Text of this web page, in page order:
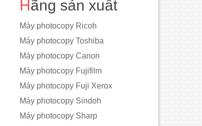
Hãng sản xuất
Máy photocopy Ricoh
Máy photocopy Toshiba
Máy photocopy Canon
Máy photocopy Fujifilm
Máy photocopy Fuji Xerox
Máy photocopy Sindoh
Máy photocopy Sharp